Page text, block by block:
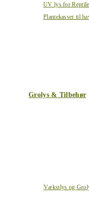
UV lys for
Plantekasser til
Grolys & Tilbehør
Vækstlys og